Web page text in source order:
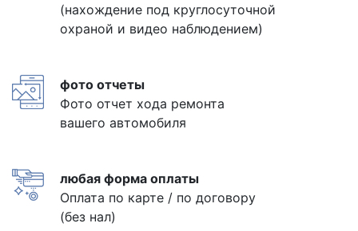
(нахождение под круглосуточной
охраной и видео наблюдением)
фото отчеты
Фото отчет хода ремонта
вашего автомобиля
любая форма оплаты
Оплата по карте / по договору
(без нал)